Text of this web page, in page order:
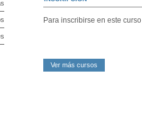
Para inscribirse en este
Ver más cursos